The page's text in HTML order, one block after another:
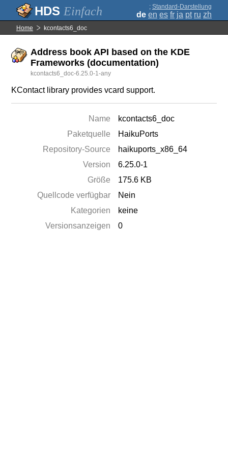
Einfach ; Standard-Darstellung
de en es fr ja pt ru zh
Home kcontacts6_doc
Address book API based on the KDE
Frameworks (documentation)
kcontacts6_doc-6.25.0-1-any
KContact library provides vcard support.
Name
kcontacts6_doc
Paketquelle
HaikuPorts
Repository-Source
haikuports_x86_64
Version
6.25.0-1
Größe
175.6 KB
Quellcode verfügbar
Nein
Kategorien
keine
Versionsanzeigen
0